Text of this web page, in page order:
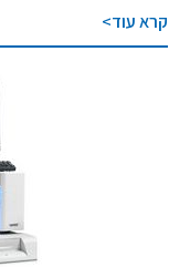
קרא עוד>